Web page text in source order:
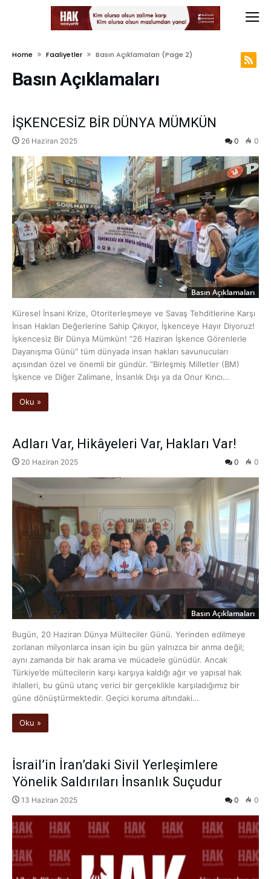
Home Faaliyetler Basın Açıklamaları (page 2)
Basın Açıklamaları
İŞKENCESİZ BİR DÜNYA MÜMKÜN
26 Haziran 2025 0 0
Basın Açıklamaları
Küresel İnsani Krize, Otoriterleşmeye ve Savaş Tehditlerine Karşı
İnsan Hakları Değerlerine Sahip Çıkıyor, İşkenceye Hayır Diyoruz!
İşkencesiz Bir Dünya Mümkün! “26 Haziran İşkence Görenlerle
Dayanışma Günü” tüm dünyada insan hakları savunucuları
açısından özel ve önemli bir gündür. “Birleşmiş Milletler (BM)
İşkence ve Diğer Zalimane, İnsanlık Dışı ya da Onur Kırıcı…
Oku »
Adları Var, Hikâyeleri Var, Hakları Var!
20 Haziran 2025 0 0
Basın Açıklamaları
Bugün, 20 Haziran Dünya Mülteciler Günü. Yerinden edilmeye
zorlanan milyonlarca insan için bu gün yalnızca bir anma değil;
aynı zamanda bir hak arama ve mücadele günüdür. Ancak
Türkiye’de mültecilerin karşı karşıya kaldığı ağır ve yapısal hak
ihlalleri, bu günü utanç verici bir gerçeklikle karşıladığımız bir
güne dönüştürmektedir. Geçici koruma altındaki…
Oku »
İsrail’in İran’daki Sivil Yerleşimlere
Yönelik Saldırıları İnsanlık Suçudur
13 Haziran 2025 0 0